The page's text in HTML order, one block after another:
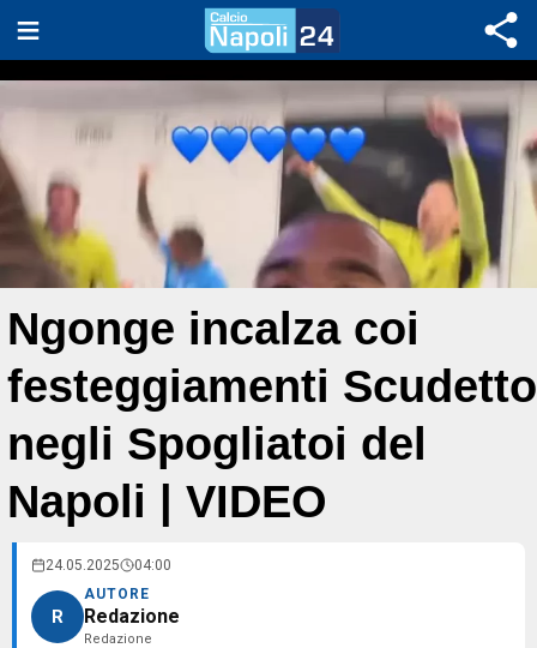
Ngonge incalza coi
festeggiamenti Scudetto
negli Spogliatoi del
Napoli | VIDEO
24.05.2025 04:00
R
AUTORE
Redazione
Redazione